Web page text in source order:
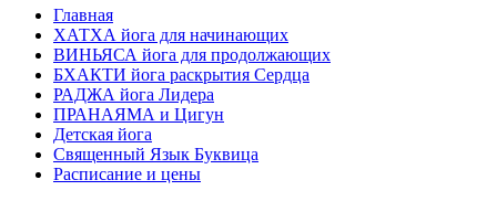
Главная
ХАТХА йога для начинающих
ВИНЬЯСА йога для продолжающих
БХАКТИ йога раскрытия Сердца
РАДЖА йога Лидера
ПРАНАЯМА и Цигун
Детская йога
Священный Язык Буквица
Расписание и цены